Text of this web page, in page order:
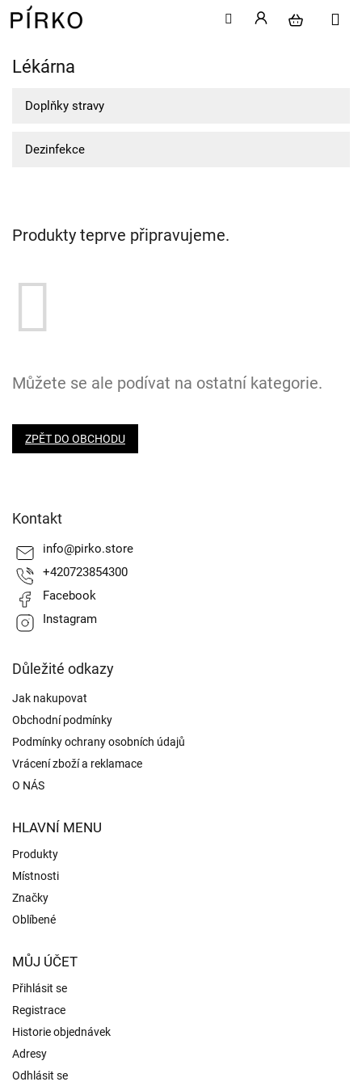
PřejítLékárna
Doplňky stravy
Dezinfekce
Produkty teprve připravujeme.
Můžete se ale podívat na ostatní kategorie.
ZPĚT DO OBCHODU
Kontakt
info@pirko.store
+420723854300
Facebook
Instagram
Důležité odkazy
Jak nakupovat
Obchodní podmínky
Podmínky ochrany osobních údajů
Vrácení zboží a reklamace
O NÁS
HLAVNÍ MENU
Produkty
Místnosti
Značky
Oblíbené
MŮJ ÚČET
Přihlásit se
Registrace
Historie objednávek
Adresy
Odhlásit se